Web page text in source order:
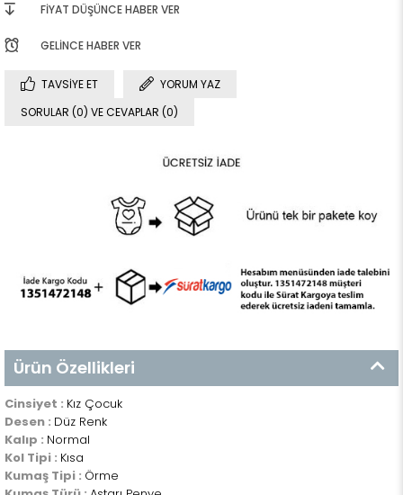
FIYAT DÜŞÜNCE HABER VER
GELINCE HABER VER
TAVSIYE ET
YORUM YAZ
SORULAR (0) VE CEVAPLAR (0)
Ürün Özellikleri
Cinsiyet : Kız Çocuk
Desen : Düz Renk
Kalıp : Normal
Kol Tipi : Kısa
Kumaş Tipi : Örme